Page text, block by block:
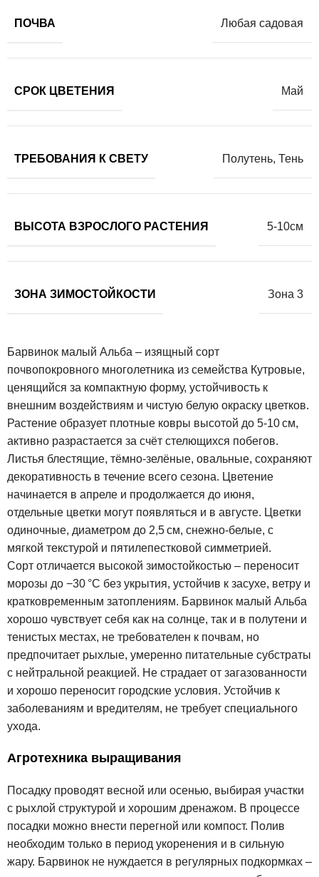
ПОЧВА Любая садовая
СРОК ЦВЕТЕНИЯ Май
ТРЕБОВАНИЯ К СВЕТУ Полутень, Тень
ВЫСОТА ВЗРОСЛОГО РАСТЕНИЯ 5-10см
ЗОНА ЗИМОСТОЙКОСТИ Зона 3
Барвинок малый Альба – изящный сорт
почвопокровного многолетника из семейства Кутровые,
ценящийся за компактную форму, устойчивость к
внешним воздействиям и чистую белую окраску цветков.
Растение образует плотные ковры высотой до 5-10 см,
активно разрастается за счёт стелющихся побегов.
Листья блестящие, тёмно-зелёные, овальные, сохраняют
декоративность в течение всего сезона. Цветение
начинается в апреле и продолжается до июня,
отдельные цветки могут появляться и в августе. Цветки
одиночные, диаметром до 2,5 см, снежно-белые, с
мягкой текстурой и пятилепестковой симметрией.
Сорт отличается высокой зимостойкостью – переносит
морозы до −30 °C без укрытия, устойчив к засухе, ветру и
кратковременным затоплениям. Барвинок малый Альба
хорошо чувствует себя как на солнце, так и в полутени и
тенистых местах, не требователен к почвам, но
предпочитает рыхлые, умеренно питательные субстраты
с нейтральной реакцией. Не страдает от загазованности
и хорошо переносит городские условия. Устойчив к
заболеваниям и вредителям, не требует специального
ухода.
Агротехника выращивания
Посадку проводят весной или осенью, выбирая участки
с рыхлой структурой и хорошим дренажом. В процессе
посадки можно внести перегной или компост. Полив
необходим только в период укоренения и в сильную
жару. Барвинок не нуждается в регулярных подкормках –